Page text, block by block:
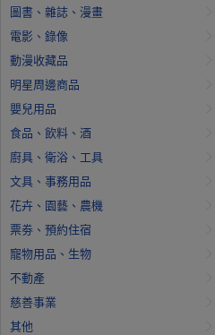
圖書、雜誌、漫畫
電影、錄像
動漫收藏品
明星周邊商品
嬰兒用品
食品、飲料、酒
廚具、衛浴、工具
文具、事務用品
花卉、園藝、農機
票劵、預約住宿
寵物用品、生物
不動產
慈善事業
其他